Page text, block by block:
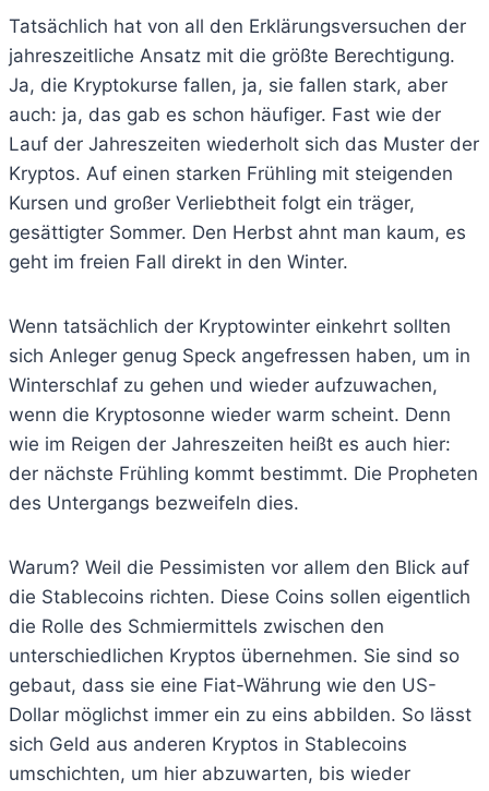
Tatsächlich hat von all den Erklärungsversuchen der
jahreszeitliche Ansatz mit die größte Berechtigung.
Ja, die Kryptokurse fallen, ja, sie fallen stark, aber
auch: ja, das gab es schon häufiger. Fast wie der
Lauf der Jahreszeiten wiederholt sich das Muster der
Kryptos. Auf einen starken Frühling mit steigenden
Kursen und großer Verliebtheit folgt ein träger,
gesättigter Sommer. Den Herbst ahnt man kaum, es
geht im freien Fall direkt in den Winter.
Wenn tatsächlich der Kryptowinter einkehrt sollten
sich Anleger genug Speck angefressen haben, um in
Winterschlaf zu gehen und wieder aufzuwachen,
wenn die Kryptosonne wieder warm scheint. Denn
wie im Reigen der Jahreszeiten heißt es auch hier:
der nächste Frühling kommt bestimmt. Die Propheten
des Untergangs bezweifeln dies.
Warum? Weil die Pessimisten vor allem den Blick auf
die Stablecoins richten. Diese Coins sollen eigentlich
die Rolle des Schmiermittels zwischen den
unterschiedlichen Kryptos übernehmen. Sie sind so
gebaut, dass sie eine Fiat-Währung wie den US-
Dollar möglichst immer ein zu eins abbilden. So lässt
sich Geld aus anderen Kryptos in Stablecoins
umschichten, um hier abzuwarten, bis wieder